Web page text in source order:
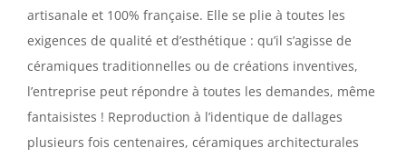
artisanale et 100% française. Elle se plie à toutes les
exigences de qualité et d’esthétique : qu’il s’agisse de
céramiques traditionnelles ou de créations inventives,
l’entreprise peut répondre à toutes les demandes, même
fantaisistes ! Reproduction à l’identique de dallages
plusieurs fois centenaires, céramiques architecturales